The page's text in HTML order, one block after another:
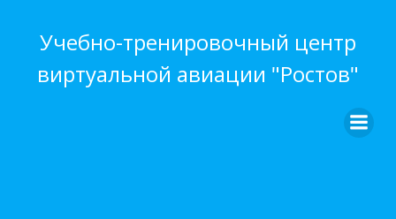
содержимому
Учебно-тренировочный центр
виртуальной авиации "Ростов"